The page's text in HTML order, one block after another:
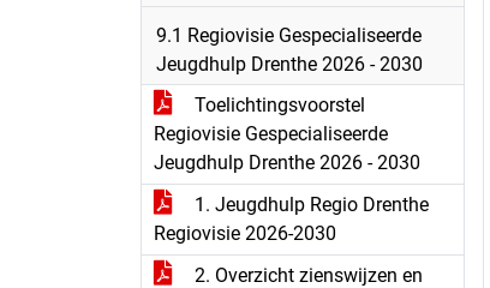
9.1 Regiovisie Gespecialiseerde
Jeugdhulp Drenthe 2026 - 2030
Toelichtingsvoorstel
Regiovisie Gespecialiseerde
Jeugdhulp Drenthe 2026 - 2030
1. Jeugdhulp Regio Drenthe
Regiovisie 2026-2030
2. Overzicht zienswijzen en